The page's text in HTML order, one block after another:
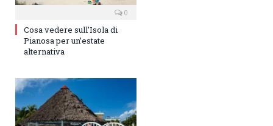
0
Cosa vedere sull’Isola di
Pianosa per un’estate
alternativa